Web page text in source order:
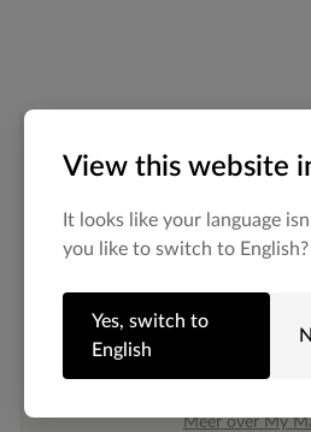
De My
voordelen
op je.
Meer over My
View this website
It looks like your language
you like to switch to English?
Yes, switch to
English